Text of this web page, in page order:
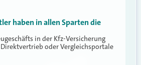
haben in allen Sparten die
in der Kfz-Versicherung
Direktvertrieb oder Vergleichsportale